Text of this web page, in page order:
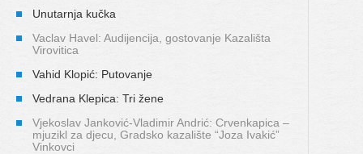
Unutarnja kučka
Vaclav Havel: Audijencija, gostovanje Kazališta
Virovitica
Vahid Klopić: Putovanje
Vedrana Klepica: Tri žene
Vjekoslav Janković-Vladimir Andrić: Crvenkapica –
mjuzikl za djecu, Gradsko kazalište “Joza Ivakić”
Vinkovci